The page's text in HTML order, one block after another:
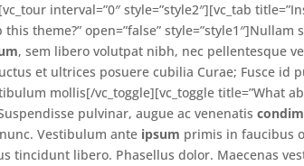
interval=”0″ style=”style2″][vc_tab
theme?” open=”false” style=”style1″]Nullam
, sem libero volutpat nibh, nec pellentesque
et ultrices posuere cubilia Curae; Fusce id
mollis[/vc_toggle][vc_toggle title=”What
pulvinar, augue ac venenatis
Vestibulum ante ipsum primis in faucibus
tincidunt libero. Phasellus dolor. Maecenas